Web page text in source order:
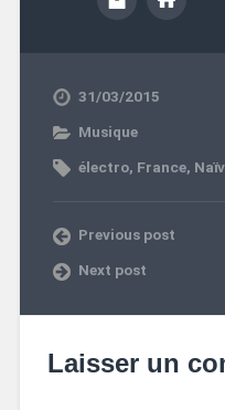
31/03/2015
Musique
électro, France,
Previous post
Next post
Laisser un